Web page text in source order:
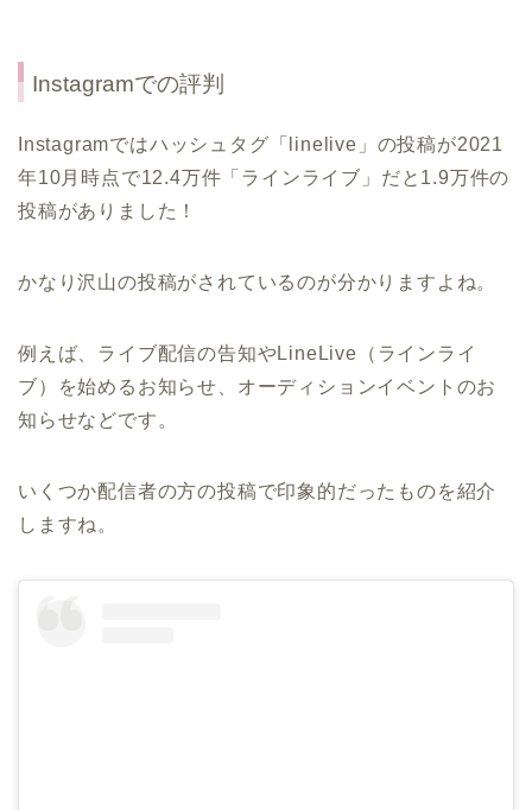
Instagramでの評判
Instagramではハッシュタグ「linelive」の投稿が2021
年10月時点で12.4万件「ラインライブ」だと1.9万件の
投稿がありました！
かなり沢山の投稿がされているのが分かりますよね。
例えば、ライブ配信の告知やLineLive（ラインライ
ブ）を始めるお知らせ、オーディションイベントのお
知らせなどです。
いくつか配信者の方の投稿で印象的だったものを紹介
しますね。